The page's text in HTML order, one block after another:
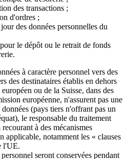
des transactions ;
d'ordres ;
des données personnelles du
le dépôt ou le retrait de fonds
à caractère personnel vers des
des destinataires établis en dehors
ou de la Suisse, dans des
européenne, n'assurent pas une
(pays tiers n'offrant pas un
le responsable du traitement
à des mécanismes
applicable, notamment les « clauses
l'UE.
seront conservées pendant